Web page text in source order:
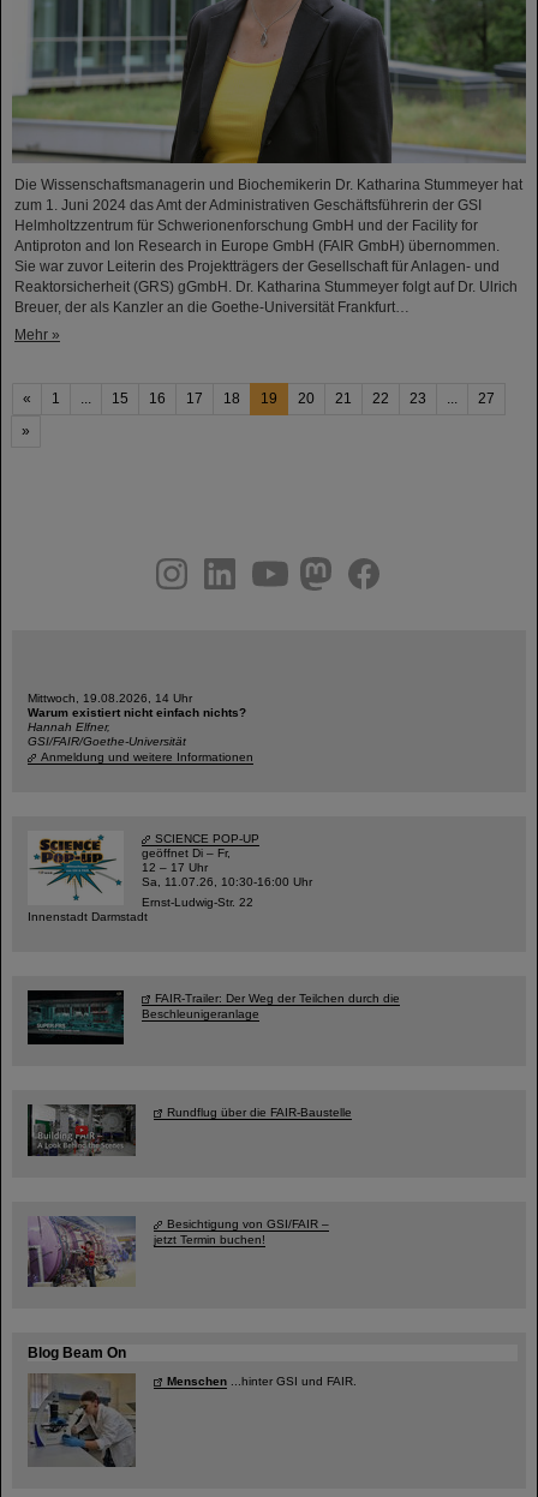
Die Wissenschaftsmanagerin und Biochemikerin Dr. Katharina Stummeyer hat
zum 1. Juni 2024 das Amt der Administrativen Geschäftsführerin der GSI
Helmholtzzentrum für Schwerionenforschung GmbH und der Facility for
Antiproton and Ion Research in Europe GmbH (FAIR GmbH) übernommen.
Sie war zuvor Leiterin des Projektträgers der Gesellschaft für Anlagen- und
Reaktorsicherheit (GRS) gGmbH. Dr. Katharina Stummeyer folgt auf Dr. Ulrich
Breuer, der als Kanzler an die Goethe-Universität Frankfurt…
Mehr »
« 1 ... 15 16 17 18 19 20 21 22 23 ...
27
»
youtubehelmholtz.socialfacebook
Mittwoch, 19.08.2026, 14 Uhr
Warum existiert nicht einfach nichts?
Hannah Elfner,
GSI/FAIR/Goethe-Universität
Anmeldung und weitere Informationen
SCIENCE POP-UP
geöffnet Di – Fr,
12 – 17 Uhr
Sa, 11.07.26, 10:30-16:00 Uhr
Ernst-Ludwig-Str. 22
Innenstadt Darmstadt
FAIR-Trailer: Der Weg der Teilchen durch die
Beschleunigeranlage
Rundflug über die FAIR-Baustelle
Besichtigung von GSI/FAIR –
jetzt Termin buchen!
Blog Beam On
Menschen ...hinter GSI und FAIR.